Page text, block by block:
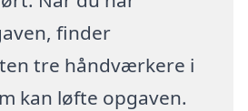
finder
tre håndværkere i
kan løfte opgaven.